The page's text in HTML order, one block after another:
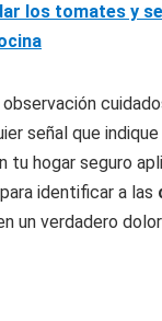
los tomates y
señal que
tu hogar seguro
identificar a las
un verdadero